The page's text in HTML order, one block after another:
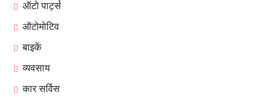
ऑटो पार्ट्स
ऑटोमोटिव
बाइकें
व्यवसाय
कार सर्विस